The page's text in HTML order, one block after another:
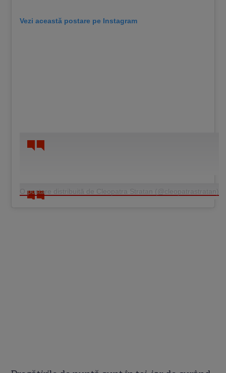
Vezi această postare pe Instagram
O postare distribuită de Cleopatra Stratan (@cleopatrastratan)